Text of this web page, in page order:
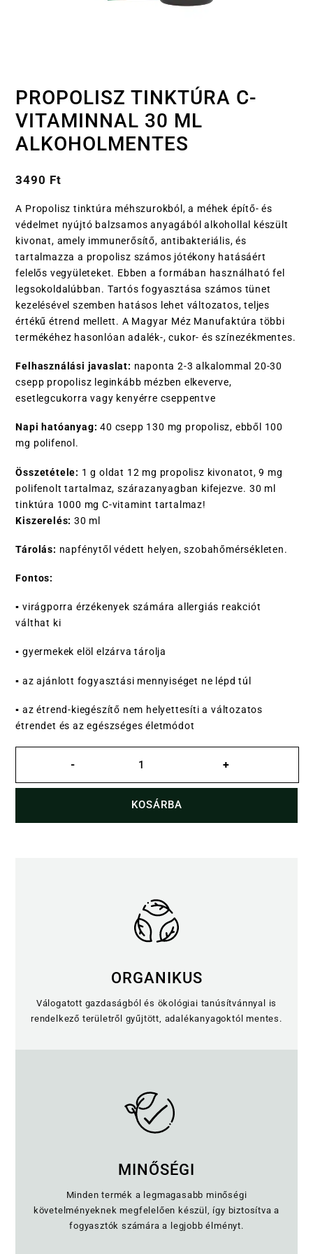
PROPOLISZ TINKTÚRA C-
VITAMINNAL 30 ML
ALKOHOLMENTES
3490 Ft
A Propolisz tinktúra méhszurokból, a méhek építő- és
védelmet nyújtó balzsamos anyagából alkohollal készült
kivonat, amely immunerősítő, antibakteriális, és
tartalmazza a propolisz számos jótékony hatásáért
felelős vegyületeket. Ebben a formában használható fel
legsokoldalúbban. Tartós fogyasztása számos tünet
kezelésével szemben hatásos lehet változatos, teljes
értékű étrend mellett. A Magyar Méz Manufaktúra többi
termékéhez hasonlóan adalék-, cukor- és színezékmentes.
Felhasználási javaslat: naponta 2-3 alkalommal 20-30
csepp propolisz leginkább mézben elkeverve,
esetlegcukorra vagy kenyérre cseppentve
Napi hatóanyag: 40 csepp 130 mg propolisz, ebből 100
mg polifenol.
Összetétele: 1 g oldat 12 mg propolisz kivonatot, 9 mg
polifenolt tartalmaz, szárazanyagban kifejezve. 30 ml
tinktúra 1000 mg C-vitamint tartalmaz!
Kiszerelés: 30 ml
Tárolás: napfénytől védett helyen, szobahőmérsékleten.
Fontos:
▪ virágporra érzékenyek számára allergiás reakciót
válthat ki
▪ gyermekek elöl elzárva tárolja
▪ az ajánlott fogyasztási mennyiséget ne lépd túl
▪ az étrend-kiegészítő nem helyettesíti a változatos
étrendet és az egészséges életmódot
-
vitaminnal
30
alkoholmentes
+
KOSÁRBA
ORGANIKUS
Válogatott gazdaságból és ökológiai tanúsítvánnyal is
rendelkező területről gyűjtött, adalékanyagoktól mentes.
MINŐSÉGI
Minden termék a legmagasabb minőségi
követelményeknek megfelelően készül, így biztosítva a
fogyasztók számára a legjobb élményt.